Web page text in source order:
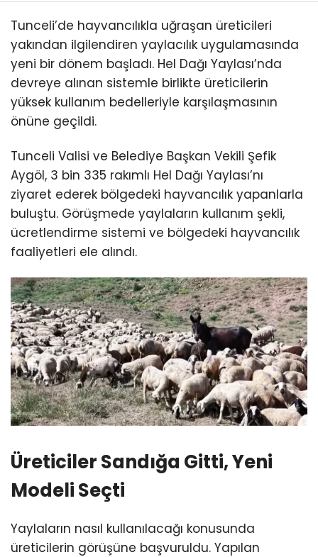
Tunceli’de hayvancılıkla uğraşan üreticileri
yakından ilgilendiren yaylacılık uygulamasında
yeni bir dönem başladı. Hel Dağı Yaylası’nda
devreye alınan sistemle birlikte üreticilerin
yüksek kullanım bedelleriyle karşılaşmasının
önüne geçildi.
Tunceli Valisi ve Belediye Başkan Vekili Şefik
Aygöl, 3 bin 335 rakımlı Hel Dağı Yaylası’nı
ziyaret ederek bölgedeki hayvancılık yapanlarla
buluştu. Görüşmede yaylaların kullanım şekli,
ücretlendirme sistemi ve bölgedeki hayvancılık
faaliyetleri ele alındı.
Üreticiler Sandığa Gitti, Yeni
Modeli Seçti
Yaylaların nasıl kullanılacağı konusunda
üreticilerin görüşüne başvuruldu. Yapılan